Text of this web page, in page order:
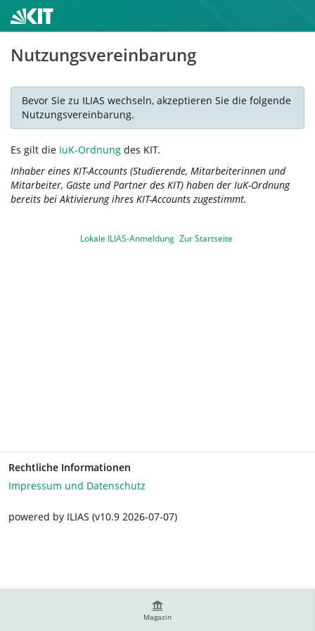
Magazin
Nutzungsvereinbarung
Bevor Sie zu ILIAS wechseln, akzeptieren Sie die folgende
Nutzungsvereinbarung.
Es gilt die IuK-Ordnung des KIT.
Inhaber eines KIT-Accounts (Studierende, Mitarbeiterinnen und
Mitarbeiter, Gäste und Partner des KIT) haben der IuK-Ordnung
bereits bei Aktivierung ihres KIT-Accounts zugestimmt.
Lokale ILIAS-Anmeldung Zur Startseite
Rechtliche Informationen
Impressum und Datenschutz
powered by ILIAS (v10.9 2026-07-07)